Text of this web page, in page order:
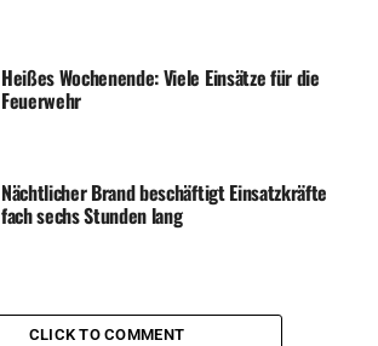
Heißes Wochenende: Viele Einsätze für die
Feuerwehr
Nächtlicher Brand beschäftigt Einsatzkräfte
fach sechs Stunden lang
CLICK TO COMMENT